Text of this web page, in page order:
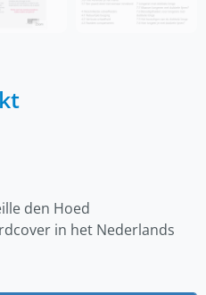
den Hoed
in het Nederlands